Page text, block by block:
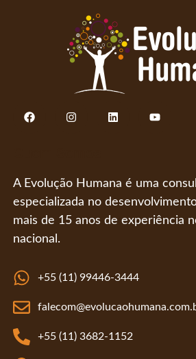
A Evolução Humana é uma
especializada no
mais de 15 anos de experiência
nacional.
+55 (11) 99446-3444
+55 (11) 3682-1152